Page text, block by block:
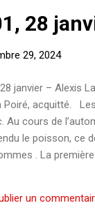
28
29, 2024
janvier – Alexis
Poiré, acquitté.
Au cours de
le poisson, ce
. La
comme si leur
un